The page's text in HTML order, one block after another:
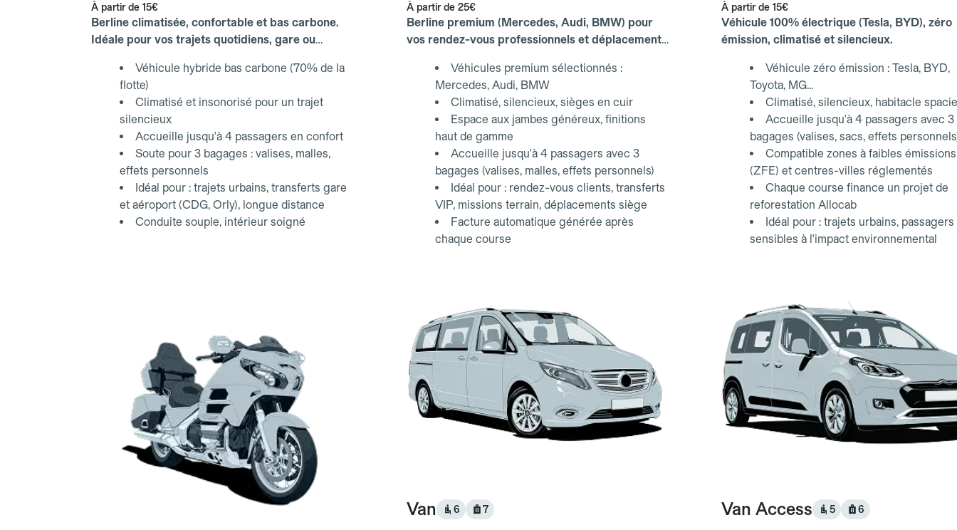
À partir de 15€
Berline climatisée, confortable et bas carbone.
Idéale pour vos trajets quotidiens, gare ou
Véhicule hybride bas carbone (70% de la
flotte)
Climatisé et insonorisé pour un trajet
silencieux
Accueille jusqu'à 4 passagers en confort
Soute pour 3 bagages : valises, malles,
effets personnels
Idéal pour : trajets urbains, transferts gare
et aéroport (CDG, Orly), longue distance
Conduite souple, intérieur soigné
À partir de 25€
Berline premium (Mercedes, Audi, BMW) pour
vos rendez-vous professionnels et déplacements
Véhicules premium sélectionnés :
Mercedes, Audi, BMW
Climatisé, silencieux, sièges en cuir
Espace aux jambes généreux, finitions
haut de gamme
Accueille jusqu'à 4 passagers avec 3
bagages (valises, malles, effets personnels)
Idéal pour : rendez-vous clients, transferts
VIP, missions terrain, déplacements siège
Facture automatique générée après
chaque course
À partir de 15€
Véhicule 100% électrique (Tesla, BYD), zéro
émission, climatisé et silencieux.
Véhicule zéro émission : Tesla, BYD,
Toyota, MG...
Climatisé, silencieux, habitacle
Accueille jusqu'à 4 passagers avec 3
bagages (valises, sacs, effets
Compatible zones à faibles émissions
(ZFE) et centres-villes réglementés
Chaque course finance un projet de
reforestation Allocab
Idéal pour : trajets urbains, passagers
sensibles à l'impact environnemental
Van 6 7 Van Access 5 6